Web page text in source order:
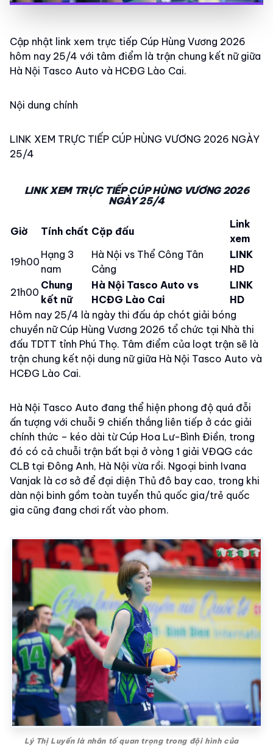
Cập nhật link xem trực tiếp Cúp Hùng Vương 2026
hôm nay 25/4 với tâm điểm là trận chung kết nữ giữa
Hà Nội Tasco Auto và HCĐG Lào Cai.
Nội dung chính
LINK XEM TRỰC TIẾP CÚP HÙNG VƯƠNG 2026 NGÀY
25/4
LINK XEM TRỰC TIẾP CÚP HÙNG VƯƠNG 2026
NGÀY 25/4
Giờ Tính chất Cặp đấu
Link
xem
19h00
Hạng 3
nam
Hà Nội vs Thể Công Tân
Cảng
LINK
HD
21h00
Chung
kết nữ
Hà Nội Tasco Auto vs
HCĐG Lào Cai
LINK
HD
Hôm nay 25/4 là ngày thi đấu áp chót giải bóng
chuyền nữ Cúp Hùng Vương 2026 tổ chức tại Nhà thi
đấu TDTT tỉnh Phú Thọ. Tâm điểm của loạt trận sẽ là
trận chung kết nội dung nữ giữa Hà Nội Tasco Auto và
HCĐG Lào Cai.
Hà Nội Tasco Auto đang thể hiện phong độ quá đỗi
ấn tượng với chuỗi 9 chiến thắng liên tiếp ở các giải
chính thức – kéo dài từ Cúp Hoa Lư-Bình Điền, trong
đó có cả chuỗi trận bất bại ở vòng 1 giải VĐQG các
CLB tại Đông Anh, Hà Nội vừa rồi. Ngoại binh Ivana
Vanjak là cơ sở để đại diện Thủ đô bay cao, trong khi
dàn nội binh gồm toàn tuyển thủ quốc gia/trẻ quốc
gia cũng đang chơi rất vào phom.
Lý Thị Luyến là nhân tố quan trọng trong đội hình của